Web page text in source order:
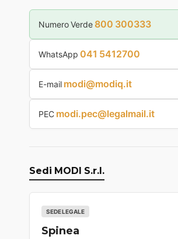
Numero Verde 800 300333
WhatsApp 041 5412700
E-mail modi@modiq.it
PEC modi.pec@legalmail.it
Sedi MODI S.r.l.
SEDE LEGALE
Spinea